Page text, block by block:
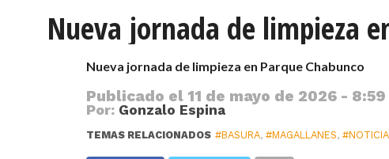
Nueva jornada de limpieza
Nueva jornada de limpieza en Parque Chabunco
Publicado el 11 de mayo de 2026 - 8:59
Por: Gonzalo Espina
TEMAS RELACIONADOS #BASURA,#MAGALLANES,